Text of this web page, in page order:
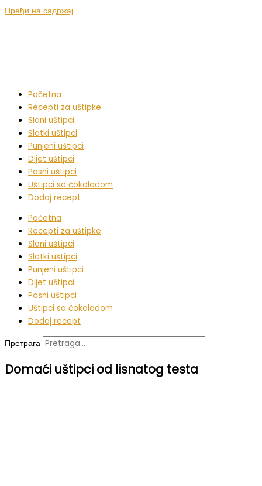
Пређи на садржај
Početna
Recepti za uštipke
Slani uštipci
Slatki uštipci
Punjeni uštipci
Dijet uštipci
Posni uštipci
Uštipci sa čokoladom
Dodaj recept
Početna
Recepti za uštipke
Slani uštipci
Slatki uštipci
Punjeni uštipci
Dijet uštipci
Posni uštipci
Uštipci sa čokoladom
Dodaj recept
Претрага
Domaći uštipci od lisnatog testa